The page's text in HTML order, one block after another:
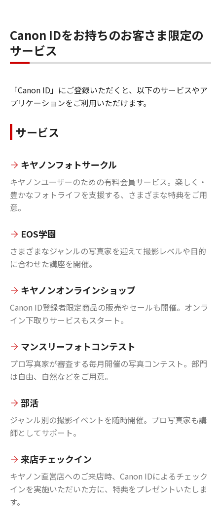
Canon IDをお持ちのお客さま限定の
サービス
「Canon ID」にご登録いただくと、以下のサービスやア
プリケーションをご利用いただけます。
サービス
キヤノンフォトサークル
キヤノンユーザーのための有料会員サービス。楽しく・
豊かなフォトライフを支援する、さまざまな特典をご用
意。
EOS学園
さまざまなジャンルの写真家を迎えて撮影レベルや目的
に合わせた講座を開催。
キヤノンオンラインショップ
Canon ID登録者限定商品の販売やセールも開催。オンラ
イン下取りサービスもスタート。
マンスリーフォトコンテスト
プロ写真家が審査する毎月開催の写真コンテスト。部門
は自由、自然などをご用意。
部活
ジャンル別の撮影イベントを随時開催。プロ写真家も講
師としてサポート。
来店チェックイン
キヤノン直営店へのご来店時、Canon IDによるチェック
インを実施いただいた方に、特典をプレゼントいたしま
す。